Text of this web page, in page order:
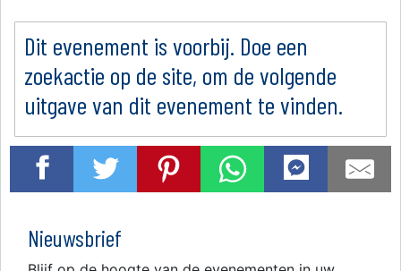
Dit evenement is voorbij. Doe een
zoekactie op de site, om de volgende
uitgave van dit evenement te vinden.
Nieuwsbrief